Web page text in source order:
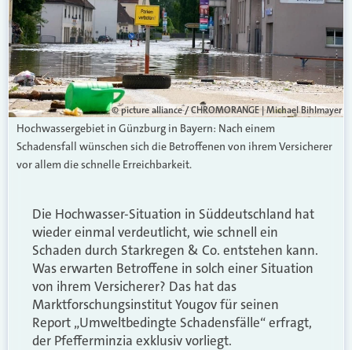
© picture alliance / CHROMORANGE | Michael Bihlmayer
Hochwassergebiet in Günzburg in Bayern: Nach einem
Schadensfall wünschen sich die Betroffenen von ihrem Versicherer
vor allem die schnelle Erreichbarkeit.
Die Hochwasser-Situation in Süddeutschland hat
wieder einmal verdeutlicht, wie schnell ein
Schaden durch Starkregen & Co. entstehen kann.
Was erwarten Betroffene in solch einer Situation
von ihrem Versicherer? Das hat das
Marktforschungsinstitut Yougov für seinen
Report „Umweltbedingte Schadensfälle“ erfragt,
der Pfefferminzia exklusiv vorliegt.